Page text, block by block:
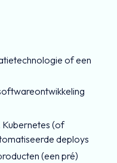
of een
Kubernetes (of
deploys
(een pré)